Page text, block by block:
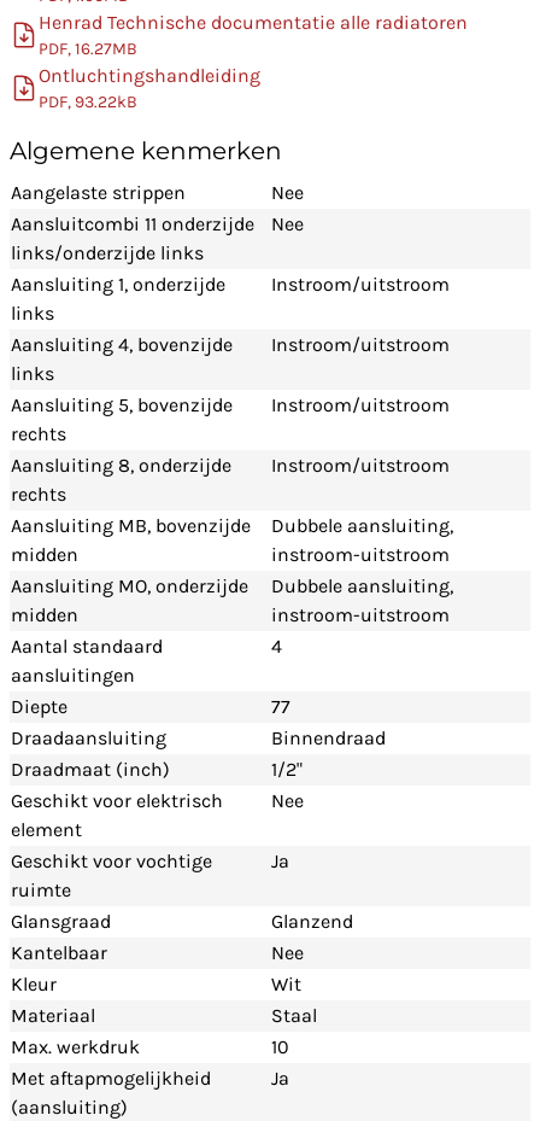
Henrad Technische documentatie alle radiatoren
PDF, 16.27MB
Ontluchtingshandleiding
PDF, 93.22kB
Algemene kenmerken
Aangelaste strippen
Nee
Aansluitcombi 11 onderzijde
links/onderzijde links
Nee
Aansluiting 1, onderzijde
links
Instroom/uitstroom
Aansluiting 4, bovenzijde
links
Instroom/uitstroom
Aansluiting 5, bovenzijde
rechts
Instroom/uitstroom
Aansluiting 8, onderzijde
rechts
Instroom/uitstroom
Aansluiting MB, bovenzijde
midden
Dubbele aansluiting,
instroom-uitstroom
Aansluiting MO, onderzijde
midden
Dubbele aansluiting,
instroom-uitstroom
Aantal standaard
aansluitingen
4
Diepte
77
Draadaansluiting
Binnendraad
Draadmaat (inch)
1/2"
Geschikt voor elektrisch
element
Nee
Geschikt voor vochtige
ruimte
Ja
Glansgraad
Glanzend
Kantelbaar
Nee
Kleur
Wit
Materiaal
Staal
Max. werkdruk
10
Met aftapmogelijkheid
(aansluiting)
Ja